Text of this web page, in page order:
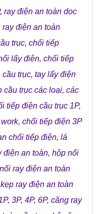
, ray điện an toàn dọc
ray điện an toàn
trục, chổi tiếp
lấy điện, chổi tiếp
cầu trục, tay lấy điện
cầu trục các loại, các
tiếp điện cầu trục 1P,
, chổi tiếp điện 3P
chổi tiếp điện, lá
điện an toàn, hộp nối
ray điện an toàn
kẹp ray điện an toàn
3P, 4P, 6P, căng ray